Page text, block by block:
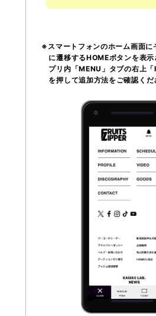
※スマートフォンのホーム画面に
に遷移するHOMEボタンを表
プリ内「MENU」タブの右上
を押して追加方法をご確認くだ